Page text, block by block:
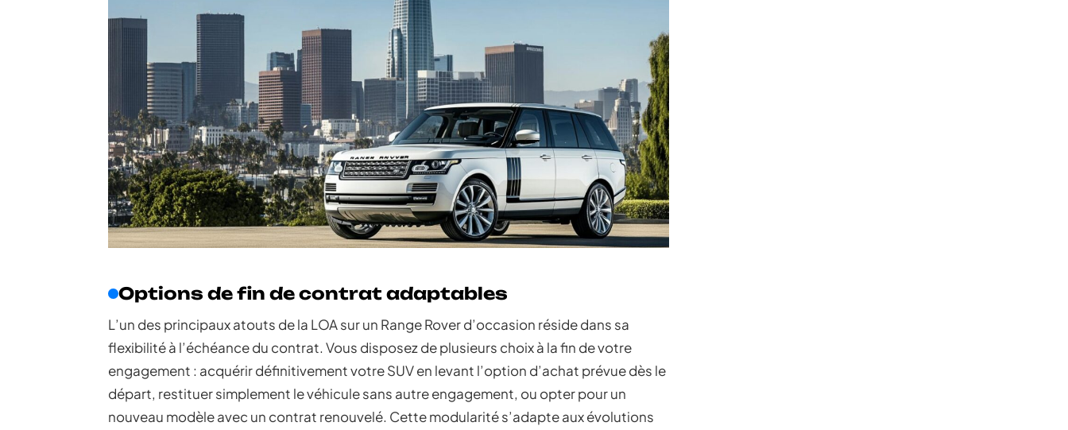
Options de fin de contrat adaptables
L’un des principaux atouts de la LOA sur un Range Rover d’occasion réside dans sa
flexibilité à l’échéance du contrat. Vous disposez de plusieurs choix à la fin de votre
engagement : acquérir définitivement votre SUV en levant l’option d’achat prévue dès le
départ, restituer simplement le véhicule sans autre engagement, ou opter pour un
nouveau modèle avec un contrat renouvelé. Cette modularité s’adapte aux évolutions